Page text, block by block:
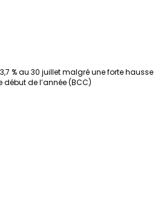
% au 30 juillet malgré une forte hausse
début de l’année (BCC)